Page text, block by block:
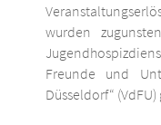
wurden
Freunde und
Düsseldorf“